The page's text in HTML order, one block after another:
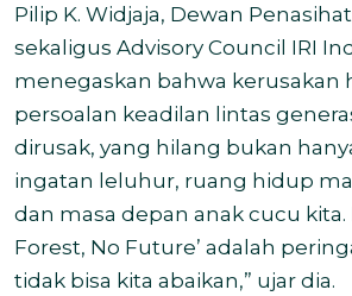
Pilip K. Widjaja, Dewan
sekaligus Advisory Council IRI
menegaskan bahwa kerusakan
persoalan keadilan lintas
dirusak, yang hilang bukan
ingatan leluhur, ruang hidup
dan masa depan anak cucu kita.
Forest, No Future’ adalah
tidak bisa kita abaikan,” ujar dia.